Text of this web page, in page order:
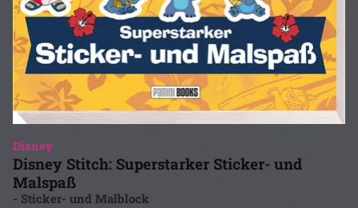
Disney
Disney Stitch: Superstarker Sticker- und
Malspaß
- Sticker- und Malblock